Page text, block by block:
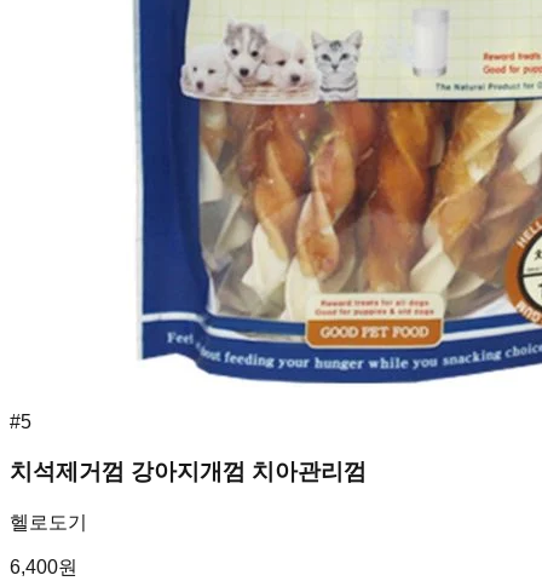
#5
치석제거껌 강아지개껌 치아관리껌
헬로도기
6,400원